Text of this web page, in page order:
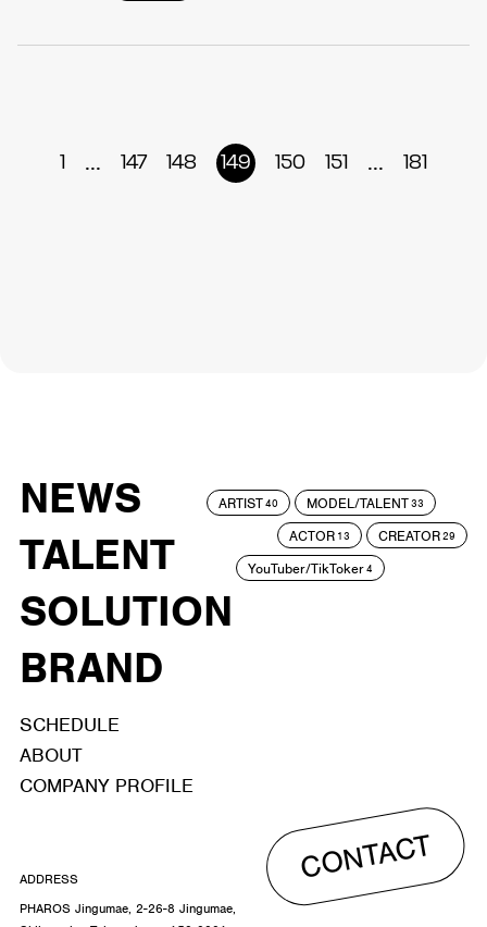
1 ... 147 148 149 150 151 ... 181
NEWS
TALENT
SOLUTION
BRAND
ARTIST40 MODEL/TALENT33
ACTOR 13 CREATOR29
YouTuber/TikToker4
SCHEDULE
ABOUT
COMPANY PROFILE
CONTACT
ADDRESS
PHAROS Jingumae, 2-26-8 Jingumae,